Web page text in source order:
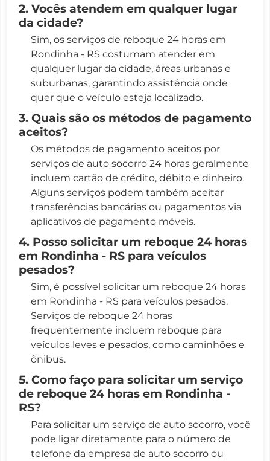
2. Vocês atendem em qualquer lugar
da cidade?
Sim, os serviços de reboque 24 horas em
Rondinha - RS costumam atender em
qualquer lugar da cidade, áreas urbanas e
suburbanas, garantindo assistência onde
quer que o veículo esteja localizado.
3. Quais são os métodos de pagamento
aceitos?
Os métodos de pagamento aceitos por
serviços de auto socorro 24 horas geralmente
incluem cartão de crédito, débito e dinheiro.
Alguns serviços podem também aceitar
transferências bancárias ou pagamentos via
aplicativos de pagamento móveis.
4. Posso solicitar um reboque 24 horas
em Rondinha - RS para veículos
pesados?
Sim, é possível solicitar um reboque 24 horas
em Rondinha - RS para veículos pesados.
Serviços de reboque 24 horas
frequentemente incluem reboque para
veículos leves e pesados, como caminhões e
ônibus.
5. Como faço para solicitar um serviço
de reboque 24 horas em Rondinha -
RS?
Para solicitar um serviço de auto socorro, você
pode ligar diretamente para o número de
telefone da empresa de auto socorro ou